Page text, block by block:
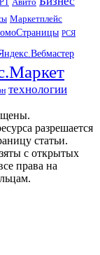
Маркетплейс
РСЯ
технологии
разрешается
статьи.
с открытых
права на